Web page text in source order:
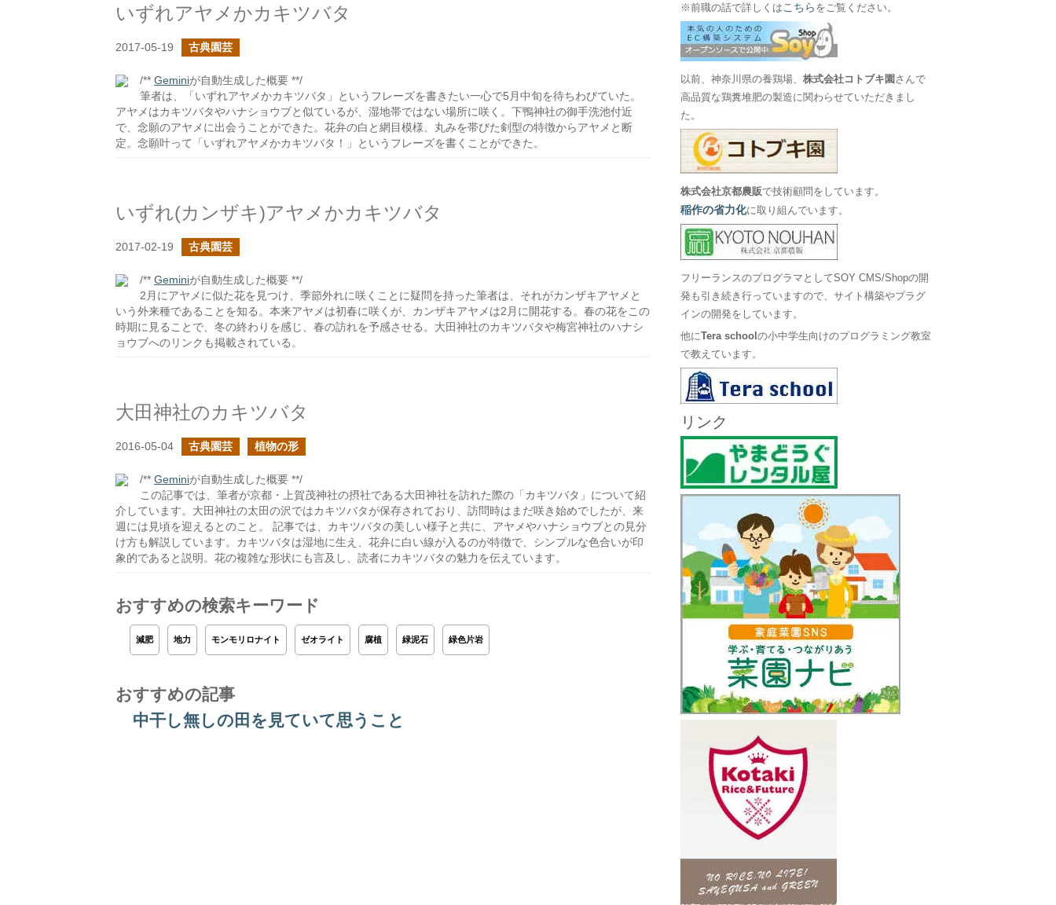
いずれアヤメかカキツバタ
2017-05-19 古典園芸
/** Geminiが自動生成した概要 **/
筆者は、「いずれアヤメかカキツバタ」というフレーズを書きたい一心で5月中旬を待ちわびていた。
アヤメはカキツバタやハナショウブと似ているが、湿地帯ではない場所に咲く。下鴨神社の御手洗池付近
で、念願のアヤメに出会うことができた。花弁の白と網目模様、丸みを帯びた剣型の特徴からアヤメと断
定。念願叶って「いずれアヤメかカキツバタ！」というフレーズを書くことができた。
いずれ(カンザキ)アヤメかカキツバタ
2017-02-19 古典園芸
/** Geminiが自動生成した概要 **/
2月にアヤメに似た花を見つけ、季節外れに咲くことに疑問を持った筆者は、それがカンザキアヤメと
いう外来種であることを知る。本来アヤメは初春に咲くが、カンザキアヤメは2月に開花する。春の花をこの
時期に見ることで、冬の終わりを感じ、春の訪れを予感させる。大田神社のカキツバタや梅宮神社のハナシ
ョウブへのリンクも掲載されている。
大田神社のカキツバタ
2016-05-04 古典園芸 植物の形
/** Geminiが自動生成した概要 **/
この記事では、筆者が京都・上賀茂神社の摂社である大田神社を訪れた際の「カキツバタ」について紹
介しています。大田神社の太田の沢ではカキツバタが保存されており、訪問時はまだ咲き始めでしたが、来
週には見頃を迎えるとのこと。 記事では、カキツバタの美しい様子と共に、アヤメやハナショウブとの見分
け方も解説しています。カキツバタは湿地に生え、花弁に白い線が入るのが特徴で、シンプルな色合いが印
象的であると説明。花の複雑な形状にも言及し、読者にカキツバタの魅力を伝えています。
おすすめの検索キーワード
減肥 地力 モンモリロナイト ゼオライト 腐植 緑泥石 緑色片岩
おすすめの記事
中干し無しの田を見ていて思うこと
※前職の話で詳しくは こちら をご覧ください。
以前、神奈川県の養鶏場、株式会社コトブキ園 さんで
高品質な鶏糞堆肥の製造に関わらせていただきまし
た。
株式会社京都農販で技術顧問をしています。
稲作の省力化に取り組んでいます。
フリーランスのプログラマとしてSOY CMS/Shopの開
発も引き続き行っていますので、サイト構築やプラグ
インの開発をしています。
他にTera schoolの小中学生向けのプログラミング教室
で教えています。
リンク